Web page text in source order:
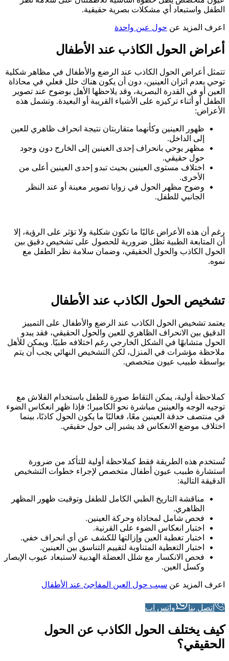
الطفل واستبعاد أي مشكلات بصرية حقيقية.
اعرف المزيد عن حول عين واحدة
أعراض الحول الكاذب عند الأطفال
تتمثل أعراض الحول الكاذب عند الرضع والأطفال في مظاهر شكلية
توحي بعدم اتزان العينين، دون أن يكون هناك خلل فعلي في محاذاة
العين أو في القدرة البصرية، وقد يلاحظها الأهل بوضوح عند تصوير
الطفل أو أثناء تركيزه على الأشياء القريبة أو البعيدة. وتشمل هذه
الأعراض:
ظهور العينين وكأنهما متقاربتان نتيجة انحراف ظاهري للعين
إلى الداخل.
مظهر يوحي بانحراف إحدى العينين إلى الخارج دون وجود
حول حقيقي.
اختلاف مستوى العينين بحيث تبدو إحدى العينين أعلى من
الأخرى.
وضوح مظهر الحول في زوايا تصوير معينة أو عند النظر
الجانبي للطفل.
رغم أن هذه الأعراض غالبًا ما تكون شكلية ولا تؤثر على الرؤية، إلا
أن المتابعة الطبية تظل ضرورية للحصول على تشخيص دقيق بين
الحول الكاذب والحول الحقيقي، وضمان سلامة نظر الطفل مع
نموه.
تشخيص الحول الكاذب عند الأطفال
يعتمد تشخيص الحول الكاذب عند الرضع والأطفال على التمييز
الدقيق بين الانحراف الظاهري للعين والحول الحقيقي، فقد يبدو
الحول متشابهًا في الشكل الخارجي رغم اختلافه طبيًا. ويمكن للأهل
ملاحظة مؤشرات في المنزل، لكن التشخيص النهائي يجب أن يتم
بواسطة طبيب عيون متخصص.
كملاحظة أولية، يمكن التقاط صورة للطفل باستخدام الفلاش مع
توجيه الوجه والعينين مباشرة نحو الكاميرا؛ فإذا ظهر انعكاس الضوء
في منتصف حدقة العينين معًا، فغالبًا ما يكون الحول كاذبًا، بينما
اختلاف موضع الانعكاس قد يشير إلى حول حقيقي.
تُستخدم هذه الطريقة فقط كملاحظة أولية للتأكد من ضرورة
استشارة طبيب عيون أطفال متخصص لإجراء خطوات التشخيص
الدقيقة التالية:
مناقشة التاريخ الطبي الكامل للطفل وتوقيت ظهور المظهر
الظاهري.
فحص شامل لمحاذاة وحركة العينين.
اختبار انعكاس الضوء على القرنية.
اختبار تغطية العين وإزالتها للكشف عن أي انحراف خفي.
اختبار التغطية المتناوبة لتقييم التناسق بين العينين.
فحص الانكسار مع شلل العضلة الهدبية لاستبعاد عيوب الإبصار
وكسل العين.
اعرف المزيد عن سبب حول العين المفاجئ عند الأطفال
اتصل بنا واتس اب
كيف يختلف الحول الكاذب عن الحول
الحقيقي؟